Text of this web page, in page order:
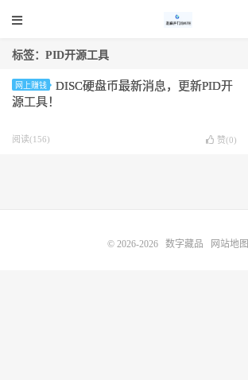
标签：PID开源工具
网上赚钱
DISC硬盘币最新消息，更新PID开
源工具！
阅读(156) 赞(0)
© 2026-2026 数字藏品 网站地图